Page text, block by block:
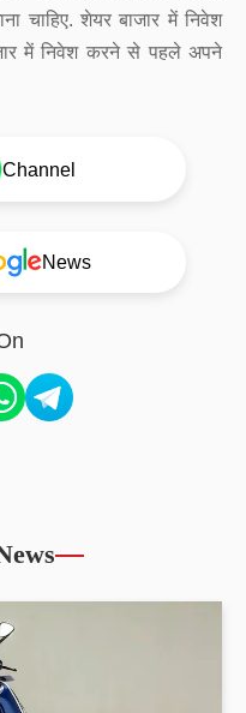
चाहिए. शेयर बाजार में निवेश
में निवेश करने से पहले अपने
Channel
News